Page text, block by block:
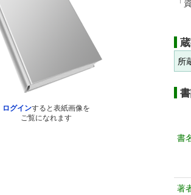
ログインすると表紙画像を
ご覧になれます
「
所
書
著